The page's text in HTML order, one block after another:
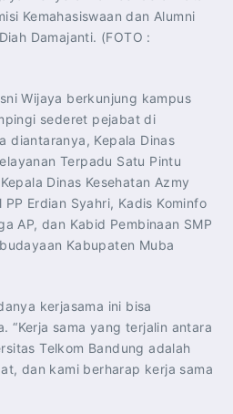
Kemahasiswaan dan Alumni
Damajanti. (FOTO :
Wijaya berkunjung kampus
sederet pejabat di
diantaranya, Kepala Dinas
Terpadu Satu Pintu
Dinas Kesehatan Azmy
Erdian Syahri, Kadis Kominfo
AP, dan Kabid Pembinaan SMP
Kabupaten Muba
kerjasama ini bisa
“Kerja sama yang terjalin antara
Telkom Bandung adalah
dan kami berharap kerja sama